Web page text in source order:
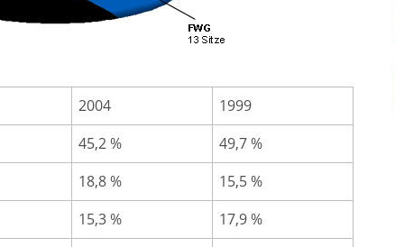
2004
1999
45,2 %
49,7 %
18,8 %
15,5 %
15,3 %
17,9 %